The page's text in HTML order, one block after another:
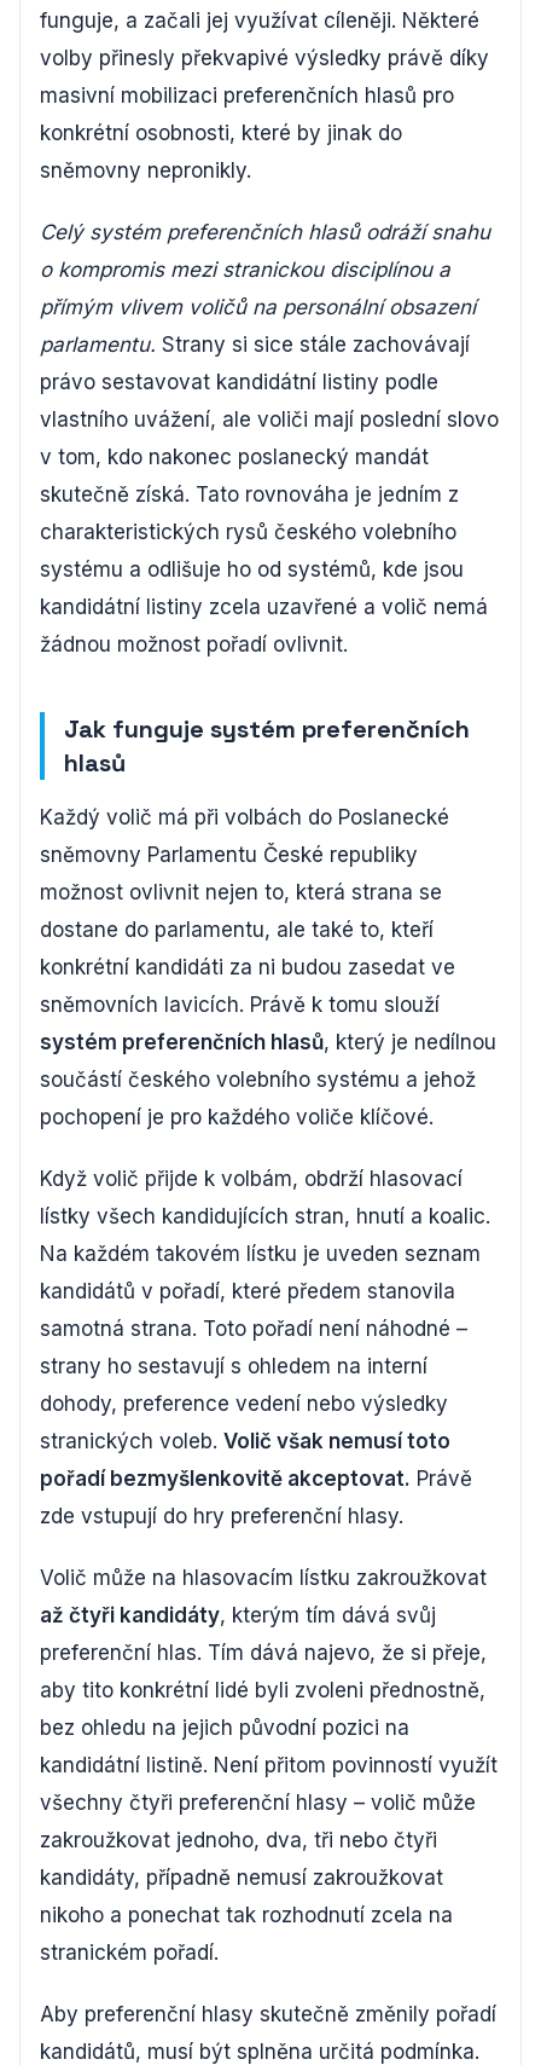
funguje, a začali jej využívat cíleněji. Některé
volby přinesly překvapivé výsledky právě díky
masivní mobilizaci preferenčních hlasů pro
konkrétní osobnosti, které by jinak do
sněmovny nepronikly.
Celý systém preferenčních hlasů odráží snahu
o kompromis mezi stranickou disciplínou a
přímým vlivem voličů na personální obsazení
parlamentu. Strany si sice stále zachovávají
právo sestavovat kandidátní listiny podle
vlastního uvážení, ale voliči mají poslední slovo
v tom, kdo nakonec poslanecký mandát
skutečně získá. Tato rovnováha je jedním z
charakteristických rysů českého volebního
systému a odlišuje ho od systémů, kde jsou
kandidátní listiny zcela uzavřené a volič nemá
žádnou možnost pořadí ovlivnit.
Jak funguje systém preferenčních
hlasů
Každý volič má při volbách do Poslanecké
sněmovny Parlamentu České republiky
možnost ovlivnit nejen to, která strana se
dostane do parlamentu, ale také to, kteří
konkrétní kandidáti za ni budou zasedat ve
sněmovních lavicích. Právě k tomu slouží
systém preferenčních hlasů, který je nedílnou
součástí českého volebního systému a jehož
pochopení je pro každého voliče klíčové.
Když volič přijde k volbám, obdrží hlasovací
lístky všech kandidujících stran, hnutí a koalic.
Na každém takovém lístku je uveden seznam
kandidátů v pořadí, které předem stanovila
samotná strana. Toto pořadí není náhodné –
strany ho sestavují s ohledem na interní
dohody, preference vedení nebo výsledky
stranických voleb. Volič však nemusí toto
pořadí bezmyšlenkovitě akceptovat. Právě
zde vstupují do hry preferenční hlasy.
Volič může na hlasovacím lístku zakroužkovat
až čtyři kandidáty, kterým tím dává svůj
preferenční hlas. Tím dává najevo, že si přeje,
aby tito konkrétní lidé byli zvoleni přednostně,
bez ohledu na jejich původní pozici na
kandidátní listině. Není přitom povinností využít
všechny čtyři preferenční hlasy – volič může
zakroužkovat jednoho, dva, tři nebo čtyři
kandidáty, případně nemusí zakroužkovat
nikoho a ponechat tak rozhodnutí zcela na
stranickém pořadí.
Aby preferenční hlasy skutečně změnily pořadí
kandidátů, musí být splněna určitá podmínka.